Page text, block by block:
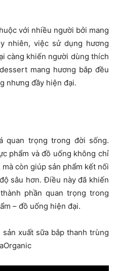
với nhiều người bởi mang
nhiên, việc sử dụng hương
càng khiến người dùng thích
mang hương bắp đều
nhưng đầy hiện đại.
quan trọng trong đời sống.
phẩm và đồ uống không chỉ
còn giúp sản phẩm kết nối
sâu hơn. Điều này đã khiến
phần quan trọng trong
– đồ uống hiện đại.
xuất sữa bắp thanh trùng